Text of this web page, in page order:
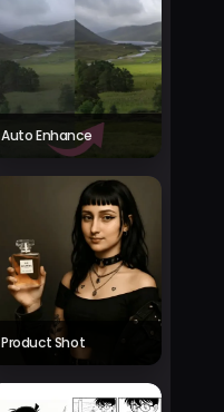
Auto Enhance
Product Shot